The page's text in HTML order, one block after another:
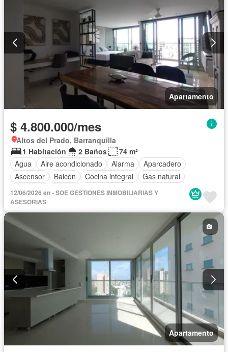
Apartamento
$ 4.800.000/mes
Altos del Prado, Barranquilla
1 Habitación
2 Baños
74 m²
Agua
Aire acondicionado Alarma
Aparcadero
Ascensor
Balcón Cocina integral
Gas natural
Gimnasio
Piscina
12/06/2026 en - SOE GESTIONES INMOBILIARIAS Y
ASESORIAS
Apartamento